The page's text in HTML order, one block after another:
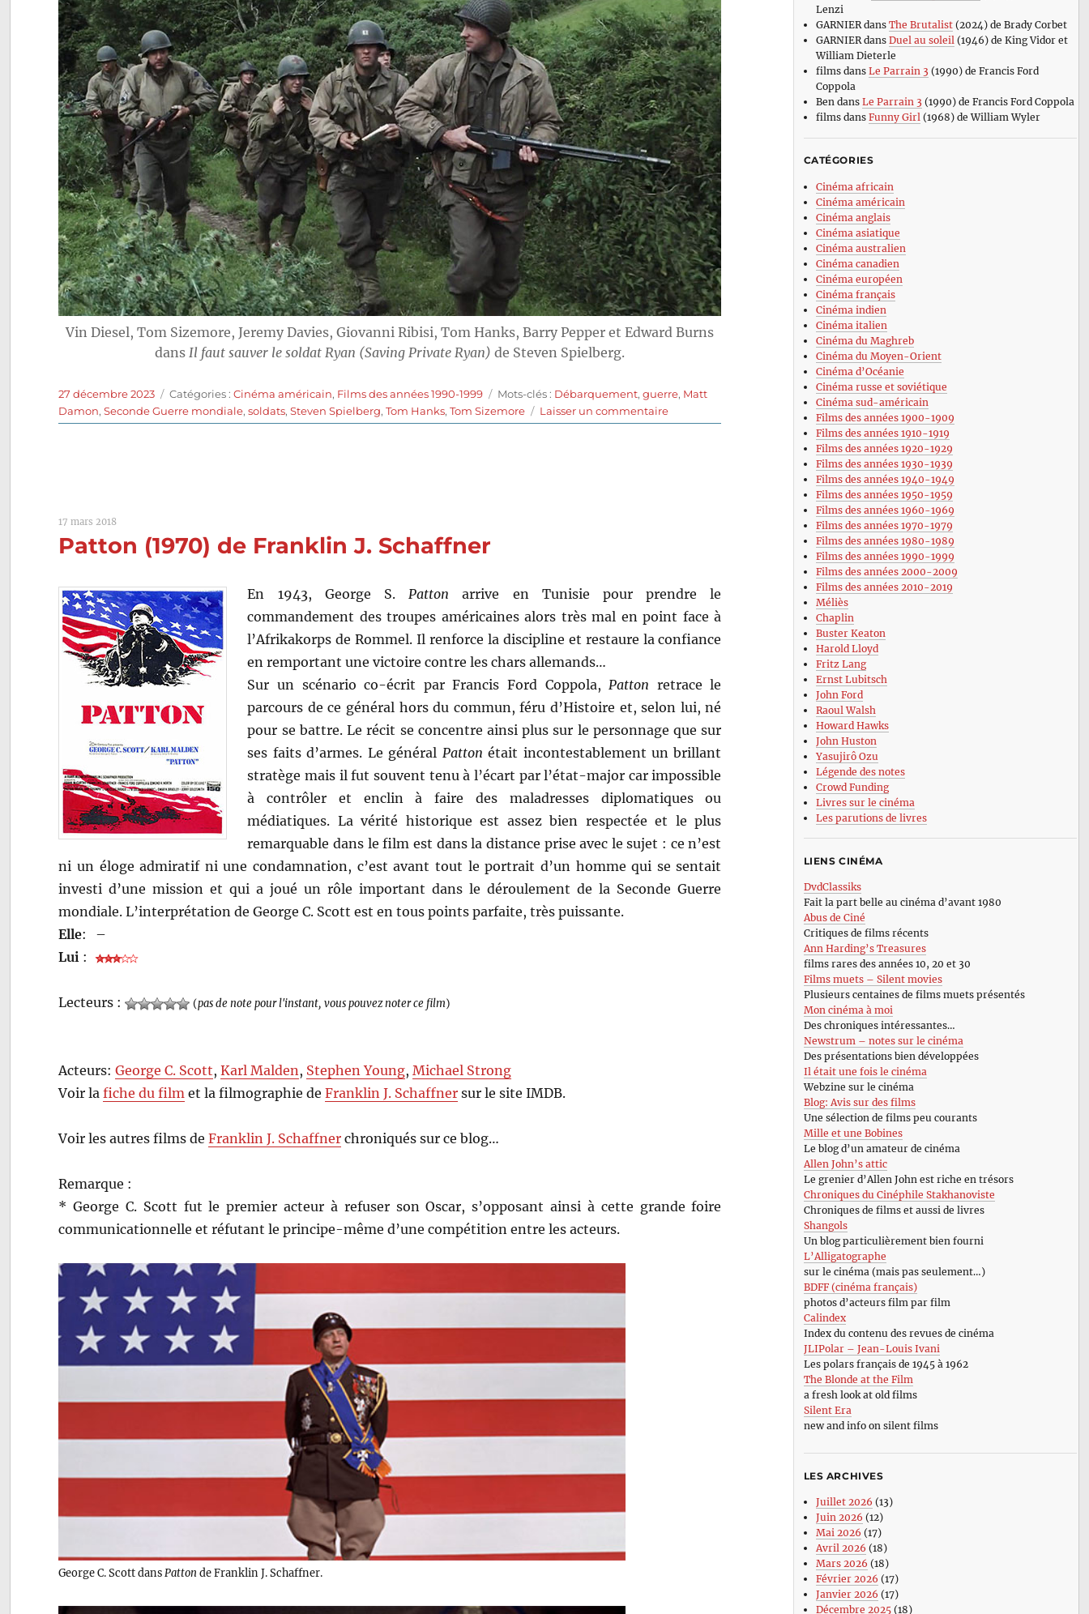
Vin Diesel, Tom Sizemore, Jeremy Davies, Giovanni Ribisi, Tom Hanks, Barry Pepper et Edward Burns
dansIl faut sauver le soldat Ryan (Saving Private Ryan) de Steven Spielberg.
Publié
le
27 décembre 2023 Catégories
Catégories :Cinéma américain, Films des années 1990-1999 Étiquettes
Mots-clés : Débarquement,guerre, Matt
Damon,Seconde Guerre mondiale,soldats,Steven Spielberg,Tom Hanks,Tom Sizemore Laisser un commentairesur
Il
17 mars 2018
Patton (1970) de Franklin J. Schaffner
En 1943, George S.Patton arrive en Tunisie pour prendre le
commandement des troupes américaines alors très mal en point face à
l’Afrikakorps de Rommel. Il renforce la discipline et restaure la confiance
en remportant une victoire contre les chars allemands…
Sur un scénario co-écrit par Francis Ford Coppola,Patton retrace le
parcours de ce général hors du commun, féru d’Histoire et, selon lui, né
pour se battre. Le récit se concentre ainsi plus sur le personnage que sur
ses faits d’armes. Le général Patton était incontestablement un brillant
stratège mais il fut souvent tenu à l’écart par l’état-major car impossible
à contrôler et enclin à faire des maladresses diplomatiques ou
médiatiques. La vérité historique est assez bien respectée et le plus
remarquable dans le film est dans la distance prise avec le sujet : ce n’est
ni un éloge admiratif ni une condamnation, c’est avant tout le portrait d’un homme qui se sentait
investi d’une mission et qui a joué un rôle important dans le déroulement de la Seconde Guerre
mondiale. L’interprétation de George C. Scott est en tous points parfaite, très puissante.
Elle:
–
Lui :
Lecteurs : (pas de note pour l'instant, vous pouvez noter ce film)
Acteurs:George C. Scott,Karl Malden, Stephen Young,Michael Strong
Voir lafiche du film et la filmographie deFranklin J. Schaffner sur le site IMDB.
Voir les autres films deFranklin J. Schaffner chroniqués sur ce blog…
Remarque :
* George C. Scott fut le premier acteur à refuser son Oscar, s’opposant ainsi à cette grande foire
communicationnelle et réfutant le principe-même d’une compétition entre les acteurs.
George C. Scott dans Patton de Franklin J. Schaffner.
Lenzi
GARNIERdans The Brutalist(2024) de Brady Corbet
GARNIERdans Duel au soleil (1946) de King Vidor et
William Dieterle
filmsdans Le Parrain 3 (1990) de Francis Ford
Coppola
Ben dans Le Parrain 3 (1990) de Francis Ford Coppola
filmsdans Funny Girl (1968) de William Wyler
CATÉGORIES
Cinéma africain
Cinéma américain
Cinéma anglais
Cinéma asiatique
Cinéma australien
Cinéma canadien
Cinéma européen
Cinéma français
Cinéma indien
Cinéma italien
Cinéma du Maghreb
Cinéma du Moyen-Orient
Cinéma d’Océanie
Cinéma russe et soviétique
Cinéma sud-américain
Films des années 1900-1909
Films des années 1910-1919
Films des années 1920-1929
Films des années 1930-1939
Films des années 1940-1949
Films des années 1950-1959
Films des années 1960-1969
Films des années 1970-1979
Films des années 1980-1989
Films des années 1990-1999
Films des années 2000-2009
Films des années 2010-2019
Méliès
Chaplin
Buster Keaton
Harold Lloyd
Fritz Lang
Ernst Lubitsch
John Ford
Raoul Walsh
Howard Hawks
John Huston
Yasujirô Ozu
Légende des notes
Crowd Funding
Livres sur le cinéma
Les parutions de livres
LIENS CINÉMA
DvdClassiks
Fait la part belle au cinéma d’avant 1980
Abus de Ciné
Critiques de films récents
Ann Harding’s Treasures
films rares des années 10, 20 et 30
Films muets – Silent movies
Plusieurs centaines de films muets présentés
Mon cinéma à moi
Des chroniques intéressantes…
Newstrum – notes sur le cinéma
Des présentations bien développées
Il était une fois le cinéma
Webzine sur le cinéma
Blog: Avis sur des films
Une sélection de films peu courants
Mille et une Bobines
Le blog d’un amateur de cinéma
Allen John’s attic
Le grenier d’Allen John est riche en trésors
Chroniques du Cinéphile Stakhanoviste
Chroniques de films et aussi de livres
Shangols
Un blog particulièrement bien fourni
L’Alligatographe
sur le cinéma (mais pas seulement…)
BDFF (cinéma français)
photos d’acteurs film par film
Calindex
Index du contenu des revues de cinéma
JLIPolar – Jean-Louis Ivani
Les polars français de 1945 à 1962
The Blonde at the Film
a fresh look at old films
Silent Era
new and info on silent films
LES ARCHIVES
Juillet 2026 (13)
Juin 2026 (12)
Mai 2026 (17)
Avril 2026 (18)
Mars 2026 (18)
Février 2026 (17)
Janvier 2026 (17)
Décembre 2025(18)